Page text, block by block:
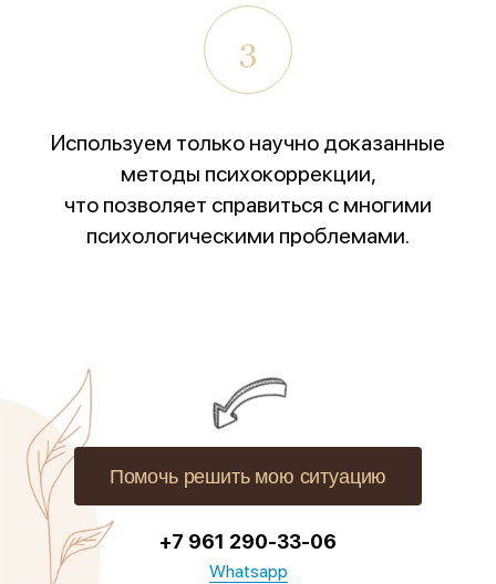
НМИЦ им. В.М. Бехтерева.
Предыдущая победа:
2-е место в той же номинации
(2025г.)
Благодарим всех, кто принимал участие в нашем
развитии!
3
Используем только научно доказанные
методы психокоррекции,
что позволяет справиться с многими
психологическими проблемами.
Помочь решить мою ситуацию
+7 961 290-33-06
Whatsapp